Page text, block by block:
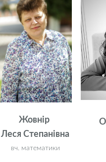
Жовнір
Леся Степанівна
вч. математики